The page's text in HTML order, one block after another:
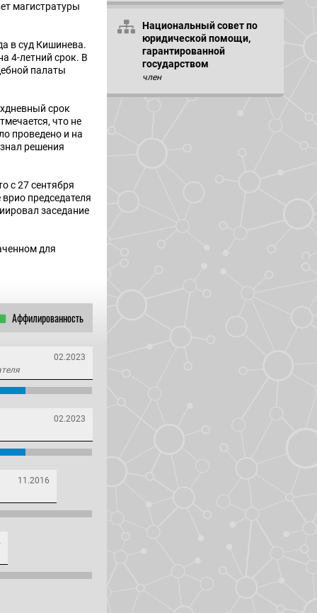
магистратуры
в суд Кишинева.
4-летний срок. В
палаты
срок
что не
проведено и на
решения
с 27 сентября
председателя
заседание
для
Аффилированность
02.2023
02.2023
11.2016
Национальный совет по
юридической помощи,
гарантированной
государством
член